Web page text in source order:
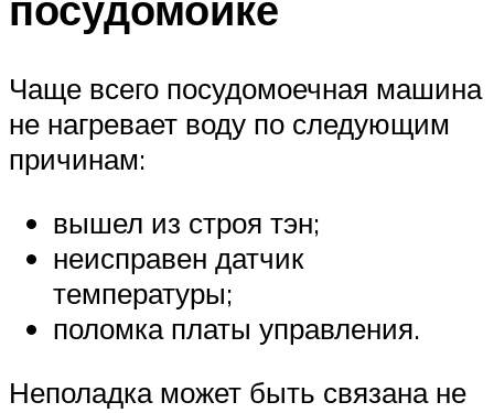
Чаще всего посудомоечная машина
не нагревает воду по следующим
причинам:
вышел из строя тэн;
неисправен датчик
температуры;
поломка платы управления.
Неполадка может быть связана не